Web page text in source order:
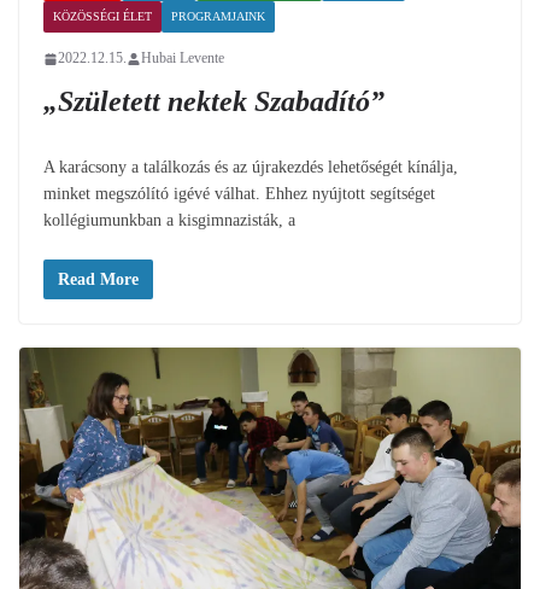
KÖZÖSSÉGI ÉLET PROGRAMJAINK
2022.12.15. Hubai Levente
„Született nektek Szabadító”
A karácsony a találkozás és az újrakezdés lehetőségét kínálja,
minket megszólító igévé válhat. Ehhez nyújtott segítséget
kollégiumunkban a kisgimnazisták, a
Read More